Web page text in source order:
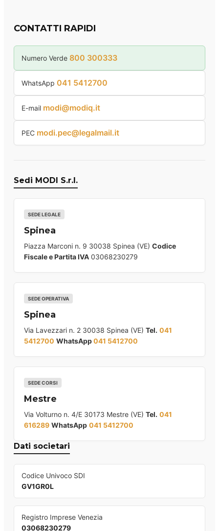
CONTATTI RAPIDI
Numero Verde 800 300333
WhatsApp 041 5412700
E-mail modi@modiq.it
PEC modi.pec@legalmail.it
Sedi MODI S.r.l.
SEDE LEGALE
Spinea
Piazza Marconi n. 9 30038 Spinea (VE) Codice
Fiscale e Partita IVA 03068230279
SEDE OPERATIVA
Spinea
Via Lavezzari n. 2 30038 Spinea (VE) Tel. 041
5412700 WhatsApp041 5412700
SEDE CORSI
Mestre
Via Volturno n. 4/E 30173 Mestre (VE) Tel. 041
616289 WhatsApp 041 5412700
Dati societari
Codice Univoco SDI
GV1GR0L
Registro Imprese Venezia
03068230279